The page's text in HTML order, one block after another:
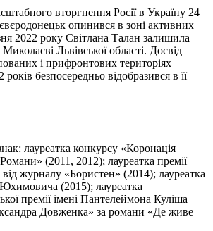
вторгнення Росії в Україну 24
опинився в зоні активних
2022 року Світлана Талан залишила
Львівської області. Досвід
і прифронтових територіях
безпосередньо відобразився в її
лауреатка конкурсу «Коронація
(2011, 2012); лауреатка премії
журналу «Бористен» (2014); лауреатка
Юхимовича (2015); лауреатка
премії імені Пантелеймона Куліша
Довженка» за романи «Де живе